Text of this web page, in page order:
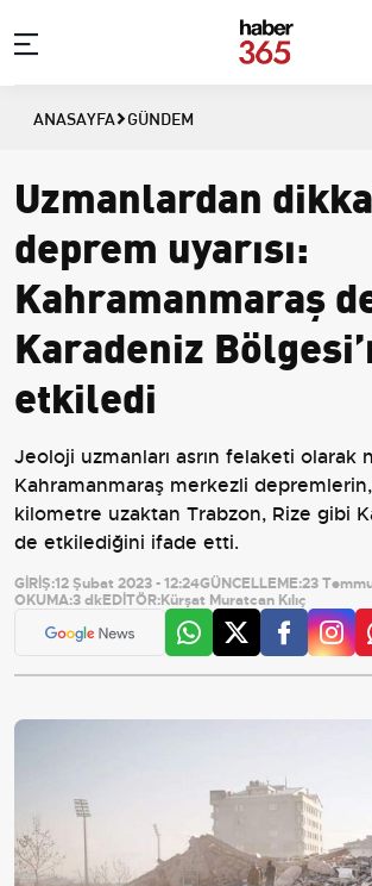
ANASAYFA GÜNDEM
Uzmanlardan
deprem uyarısı:
Kahramanmaraş
Karadeniz
etkiledi
Jeoloji uzmanları asrın felaketi olarak
Kahramanmaraş merkezli
kilometre uzaktan Trabzon, Rize gibi
de etkilediğini ifade etti.
GİRİŞ:12 Şubat 2023 - 12:24GÜNCELLEME:23
OKUMA:3 dkEDİTÖR:Kürşat Muratcan Kılıç